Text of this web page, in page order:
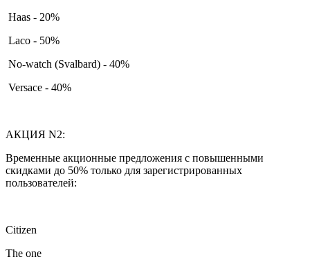
Haas - 20%
Laco - 50%
No-watch (Svalbard) - 40%
Versace - 40%
АКЦИЯ N2:
Временные акционные предложения с повышенными
скидками до 50% только для зарегистрированных
пользователей:
Citizen
The one